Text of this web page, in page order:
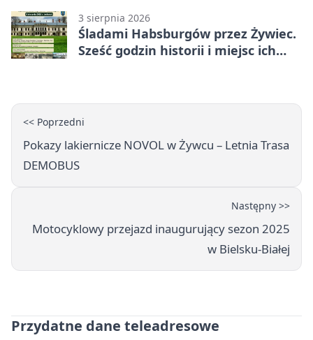
3 sierpnia 2026
Śladami Habsburgów przez Żywiec.
Sześć godzin historii i miejsc ich
<< Poprzedni
Pokazy lakiernicze NOVOL w Żywcu – Letnia Trasa
DEMOBUS
Następny >>
Motocyklowy przejazd inaugurujący sezon 2025
w Bielsku-Białej
Przydatne dane teleadresowe